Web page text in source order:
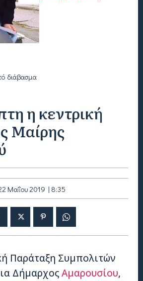
διάβασμα
η κεντρική
Μαίρης
Μαΐου 2019 | 8:35
Παράταξη Συμπολιτών
ΔήμαρχοςΑμαρουσίου,